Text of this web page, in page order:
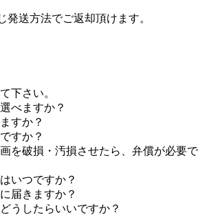
発送方法でご返却頂けます。
下さい。
べますか？
すか？
すか？
を破損・汚損させたら、弁償が必要で
いつですか？
届きますか？
うしたらいいですか？